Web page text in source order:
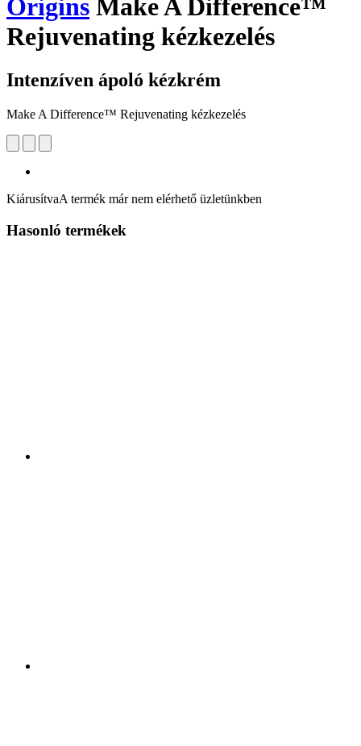
Origins Make A Difference™
Rejuvenating kézkezelés
Intenzíven ápoló kézkrém
Make A Difference™ Rejuvenating kézkezelés
KiárusítvaA termék már nem elérhető üzletünkben
Hasonló termékek